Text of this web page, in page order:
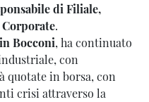
di Filiale,
.
Bocconi, ha continuato
con
quotate in borsa, con
crisi attraverso la